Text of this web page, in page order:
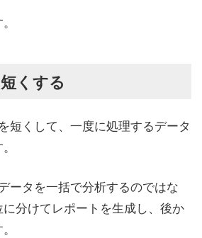
くする
短くして、一度に処理するデータ
ータを一括で分析するのではな
分けてレポートを生成し、後か